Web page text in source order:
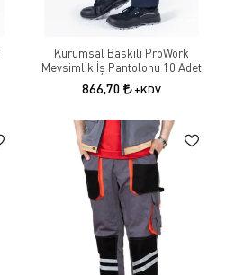
Kurumsal Baskılı ProWork
Mevsimlik İş Pantolonu 10 Adet
866,70 +KDV